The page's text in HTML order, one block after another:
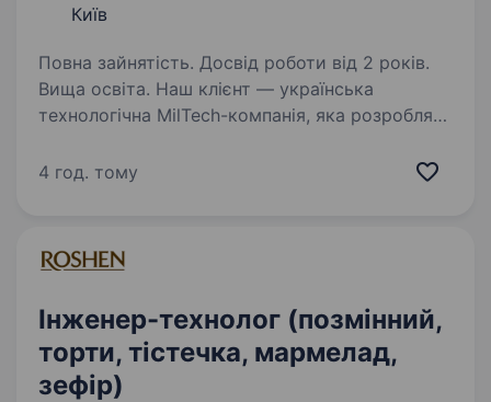
Київ
Повна зайнятість. Досвід роботи від 2 років.
Вища освіта. Наш клієнт — українська
технологічна MilTech-компанія, яка розробляє
обороноздатності України. Шукаємо Інженера-
4 год. тому
Інженер-технолог (позмінний,
торти, тістечка, мармелад,
зефір)